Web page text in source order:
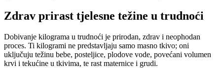
Zdrav prirast tjelesne težine u trudnoći
Dobivanje kilograma u trudnoći je prirodan, zdrav i neophodan
proces. Ti kilogrami ne predstavljaju samo masno tkivo; oni
uključuju težinu bebe, posteljice, plodove vode, povećani volumen
krvi i tekućine u tkivima, te rast maternice i grudi.